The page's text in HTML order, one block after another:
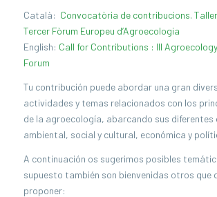
Català: Convocatòria de contribucions.
Tercer Fòrum Europeu d’Agroecologia
English: Call for Contributions : III
Forum
Tu contribución puede abordar una gran
actividades y temas relacionados con los
de la agroecología, abarcando sus diferentes
ambiental, social y cultural, económica y
A continuación os sugerimos posibles
supuesto también son bienvenidas otros que
proponer: